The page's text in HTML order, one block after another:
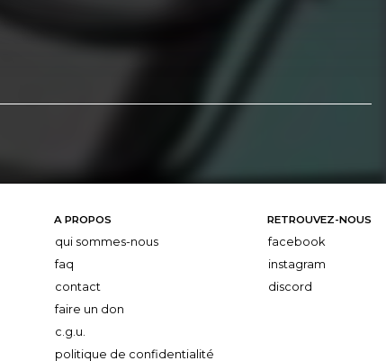
A PROPOS
qui sommes-nous
faq
contact
faire un don
c.g.u.
politique de confidentialité
RETROUVEZ-NOUS
facebook
instagram
discord